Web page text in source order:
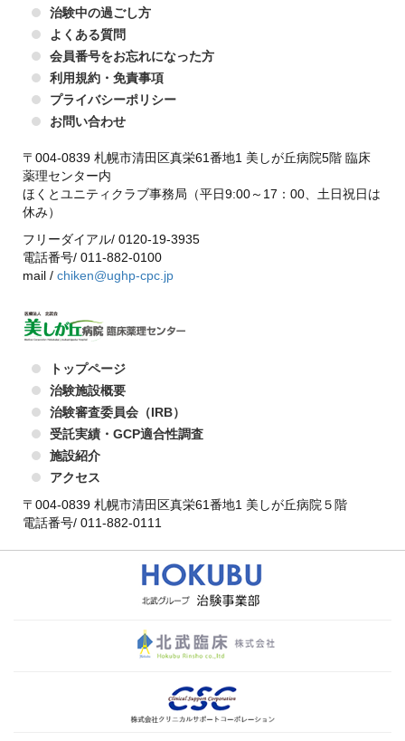
治験中の過ごし方
よくある質問
会員番号をお忘れになった方
利用規約・免責事項
プライバシーポリシー
お問い合わせ
〒004-0839 札幌市清田区真栄61番地1 美しが丘病院5階 臨床
薬理センター内
ほくとユニティクラブ事務局（平日9:00～17：00、土日祝日は
休み）
フリーダイアル/ 0120-19-3935
電話番号/ 011-882-0100
mail / chiken@ughp-cpc.jp
トップページ
治験施設概要
治験審査委員会（IRB）
受託実績・GCP適合性調査
施設紹介
アクセス
〒004-0839 札幌市清田区真栄61番地1 美しが丘病院５階
電話番号/ 011-882-0111